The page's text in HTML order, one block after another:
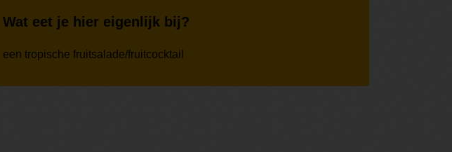
Wat eet je hier eigenlijk bij?
een tropische fruitsalade/fruitcocktail